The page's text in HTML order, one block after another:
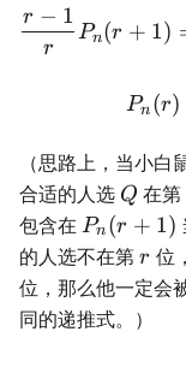
r
r − 1
Pn(r + 1)
Pn (r)
（思路上，当小白
合适的人选 Q
Q 在第
包含在 P_n(r
+ 1)
Pn (r + 1)
的人选不在第r
r 位，
位，那么他一定会
同的递推式。）